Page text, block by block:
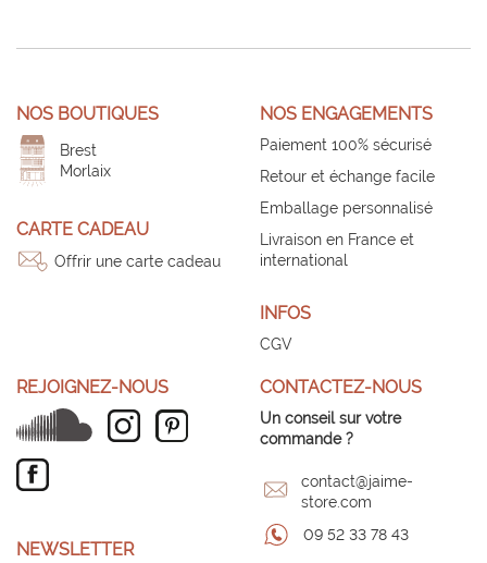
NOS BOUTIQUES
Brest
Morlaix
CARTE CADEAU
Offrir une carte cadeau
NOS ENGAGEMENTS
Paiement 100% sécurisé
Retour et échange facile
Emballage personnalisé
Livraison en France et
international
INFOS
CGV
REJOIGNEZ-NOUS
NEWSLETTER
CONTACTEZ-NOUS
Un conseil sur votre
commande ?
contact@jaime-
store.com
09 52 33 78 43